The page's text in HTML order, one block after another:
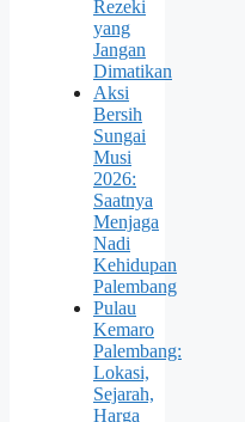
Rezeki
yang
Jangan
Dimatikan
Aksi
Bersih
Sungai
Musi
2026:
Saatnya
Menjaga
Nadi
Kehidupan
Palembang
Pulau
Kemaro
Palembang:
Lokasi,
Sejarah,
Harga